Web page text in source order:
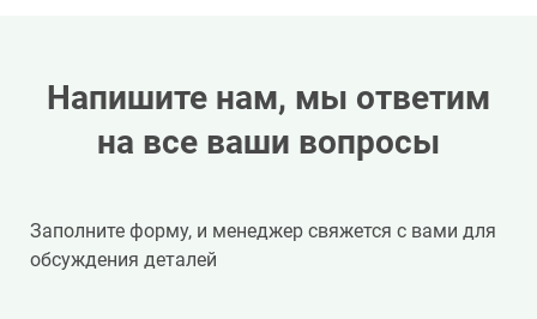
Напишите нам, мы ответим
на все ваши вопросы
Заполните форму, и менеджер свяжется с вами для
обсуждения деталей